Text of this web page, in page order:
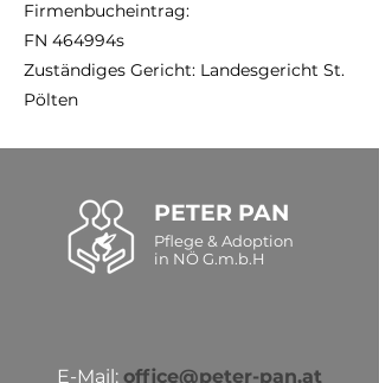
Firmenbucheintrag:
FN 464994s
Zuständiges Gericht: Landesgericht St.
Pölten
PETER PAN
Pflege & Adoption
in NÖ G.m.b.H
E-Mail: office@peter-pan.at